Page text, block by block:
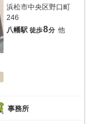
浜松市中央区野口町
246
八幡駅 徒歩8分 他
事務所